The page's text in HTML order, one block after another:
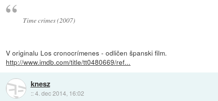
Time crimes (2007)
V originalu Los cronocrímenes - odličen španski film.
http://www.imdb.com/title/tt0480669/ref...
knesz
::4. dec 2014, 16:02